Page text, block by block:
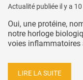
Actualité publiée il y a
Oui, une protéine,
notre horloge
voies inflammatoires
LIRE LA SUITE